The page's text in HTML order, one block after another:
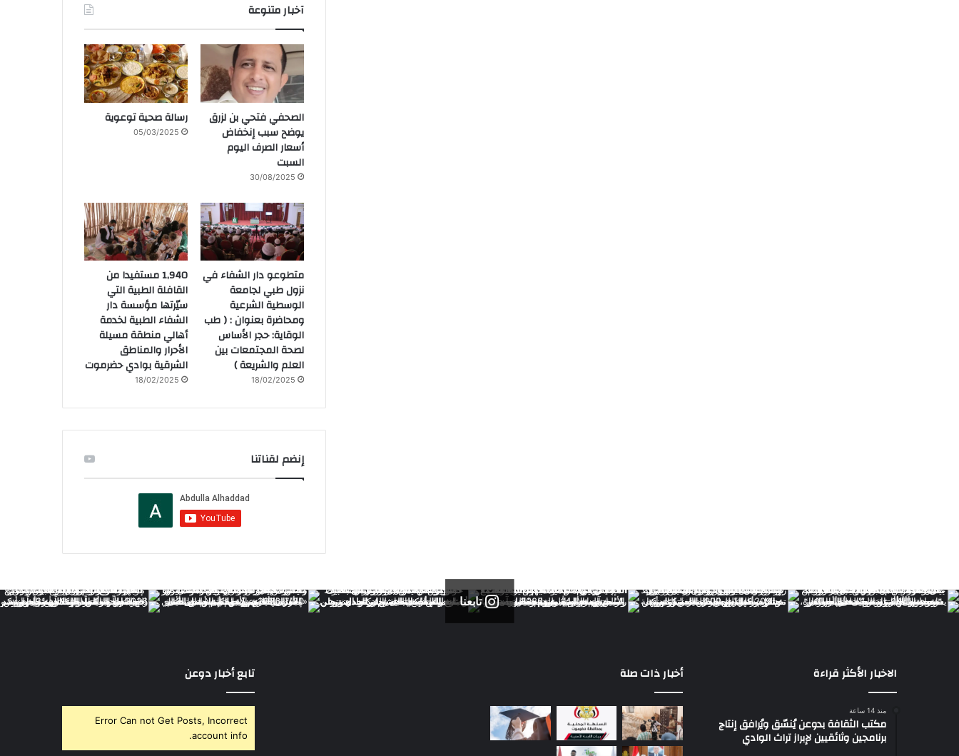
آخبار متنوعة
الصحفي فتحي بن لزرق
يوضح سبب إنخفاض
أسعار الصرف اليوم
السبت
30/08/2025
رسالة صحية توعوية
05/03/2025
متطوعو دار الشفاء في
نزول طبي لجامعة
الوسطية الشرعية
ومحاضرة بعنوان : ( طب
الوقاية: حجر الأساس
لصحة المجتمعات بين
العلم والشريعة )
18/02/2025
1,940 مستفيدا من
القافلة الطبية التي
سيّرتها مؤسسة دار
الشفاء الطبية لخدمة
أهالي منطقة مسيلة
الأحرار والمناطق
الشرقية بوادي حضرموت
18/02/2025
إنضم لقناتنا
تابعنا
الاخبار الأكثر قراءة
منذ 14 ساعة
مكتب الثقافة بدوعن يُنسّق ويُرافق إنتاج
برنامجين وثائقيين لإبراز تراث الوادي
أخبار ذات صلة تابع أخبار دوعن
Error Can not Get Posts, Incorrect
account info.